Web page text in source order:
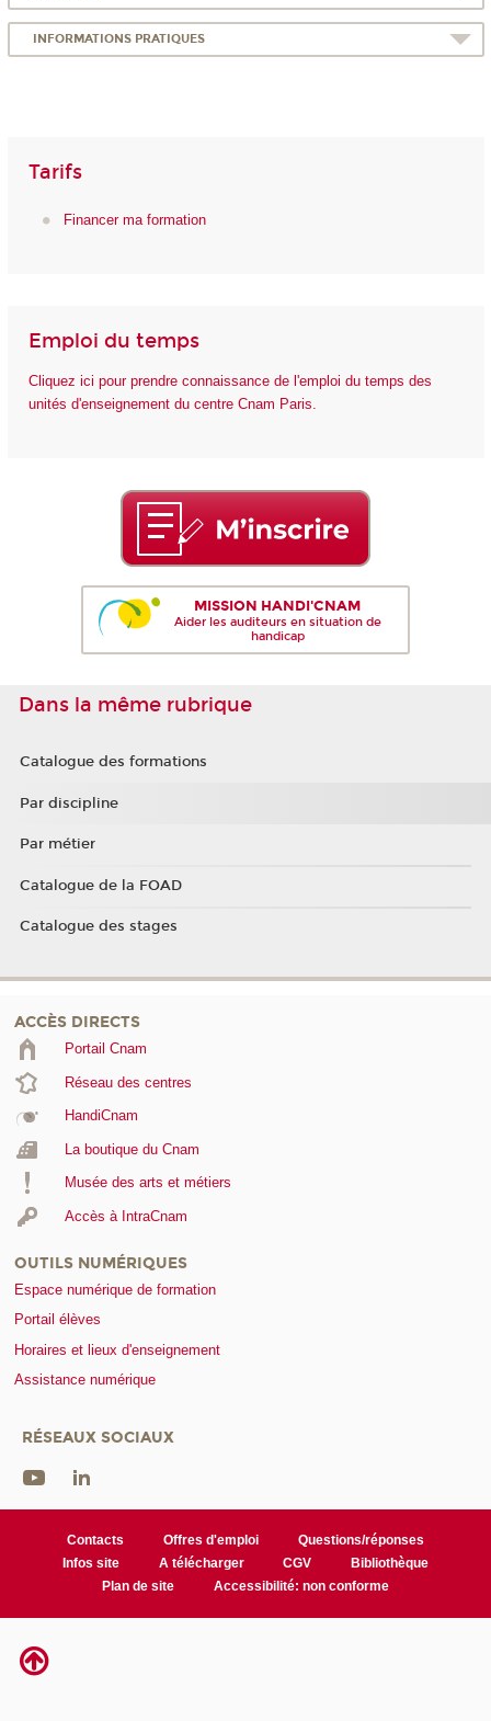
INFORMATIONS PRATIQUES
Tarifs
Financer ma formation
Emploi du temps
Cliquez ici pour prendre connaissance de l'emploi du temps des
unités d'enseignement du centre Cnam Paris.
MISSION HANDI'CNAM
Aider les auditeurs en situation de
handicap
Dans la même rubrique
Catalogue des formations
Par discipline
Par métier
Catalogue de la FOAD
Catalogue des stages
ACCÈS DIRECTS
Portail Cnam
Réseau des centres
HandiCnam
La boutique du Cnam
Musée des arts et métiers
Accès à IntraCnam
OUTILS NUMÉRIQUES
Espace numérique de formation
Portail élèves
Horaires et lieux d'enseignement
Assistance numérique
RÉSEAUX SOCIAUX
Contacts Offres d'emploi
Questions/réponses
Infos site
A télécharger CGV
Bibliothèque
Plan de site
Accessibilité: non conforme